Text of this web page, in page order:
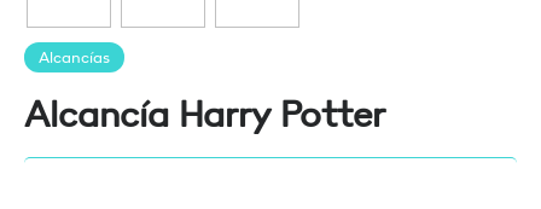
Alcancías
Alcancía Harry Potter